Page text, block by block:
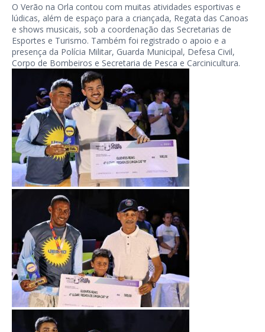
O Verão na Orla contou com muitas atividades esportivas e
lúdicas, além de espaço para a criançada, Regata das Canoas
e shows musicais, sob a coordenação das Secretarias de
Esportes e Turismo. Também foi registrado o apoio e a
presença da Polícia Militar, Guarda Municipal, Defesa Civil,
Corpo de Bombeiros e Secretaria de Pesca e Carcinicultura.